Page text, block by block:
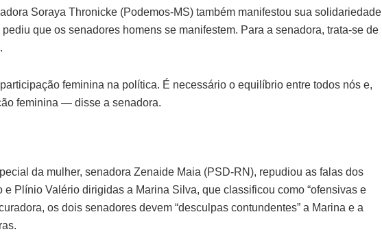
Soraya Thronicke (Podemos-MS) também manifestou sua solidariedade
que os senadores homens se manifestem. Para a senadora, trata-se de
feminina na política. É necessário o equilíbrio entre todos nós e,
feminina — disse a senadora.
da mulher, senadora Zenaide Maia (PSD-RN), repudiou as falas dos
e Plínio Valério dirigidas a Marina Silva, que classificou como “ofensivas e
os dois senadores devem “desculpas contundentes” a Marina e a